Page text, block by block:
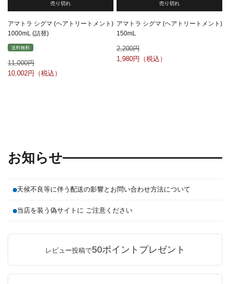
売り切れ
アマトラ シグマ (ヘアトリートメント)
1000mL (詰替)
送料無料
11,000
10,002
売り切れ
アマトラ シグマ (ヘアトリートメント)
150mL
2,200
1,980
お知らせ
天候不良等に伴う配送の影響とお問い合わせ方法について
当店を装う偽サイトに ご注意ください
レビュー投稿で50ポイントプレゼント